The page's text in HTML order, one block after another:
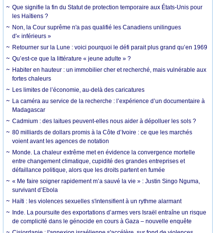
Que signifie la fin du Statut de protection temporaire aux États-Unis pour
les Haïtiens ?
Non, la Cour suprême n'a pas qualifié les Canadiens unilingues
d'« inférieurs »
Retourner sur la Lune : voici pourquoi le défi parait plus grand qu’en 1969
Qu’est-ce que la littérature « jeune adulte » ?
Habiter en hauteur : un immobilier cher et recherché, mais vulnérable aux
fortes chaleurs
Les limites de l’économie, au-delà des caricatures
La caméra au service de la recherche : l’expérience d’un documentaire à
Madagascar
Cadmium : des laitues peuvent-elles nous aider à dépolluer les sols ?
80 milliards de dollars promis à la Côte d’Ivoire : ce que les marchés
voient avant les agences de notation
Monde. La chaleur extrême met en évidence la convergence mortelle
entre changement climatique, cupidité des grandes entreprises et
défaillance politique, alors que les droits partent en fumée
« Me faire soigner rapidement m’a sauvé la vie » : Justin Singo Nguma,
survivant d’Ebola
Haïti : les violences sexuelles s'intensifient à un rythme alarmant
Inde. La poursuite des exportations d’armes vers Israël entraîne un risque
de complicité dans le génocide en cours à Gaza – nouvelle enquête